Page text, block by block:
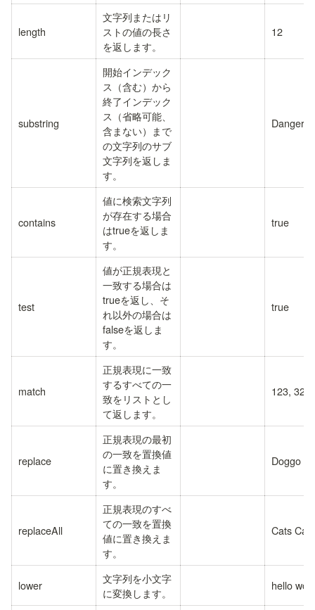
length
文字列またはリ
ストの値の長さ
を返します。
12
substring
開始インデック
ス（含む）から
終了インデック
ス（省略可能、
含まない）まで
の文字列のサブ
文字列を返しま
す。
Danger
contains
値に検索文字列
が存在する場合
はtrueを返しま
す。
true
test
値が正規表現と
一致する場合は
trueを返し、そ
れ以外の場合は
falseを返しま
す。
true
match
正規表現に一致
するすべての一
致をリストとし
て返します。
123, 321
replace
正規表現の最初
の一致を置換値
に置き換えま
す。
Doggo
replaceAll
正規表現のすべ
ての一致を置換
値に置き換えま
す。
Cats
lower
文字列を小文字
に変換します。
hello